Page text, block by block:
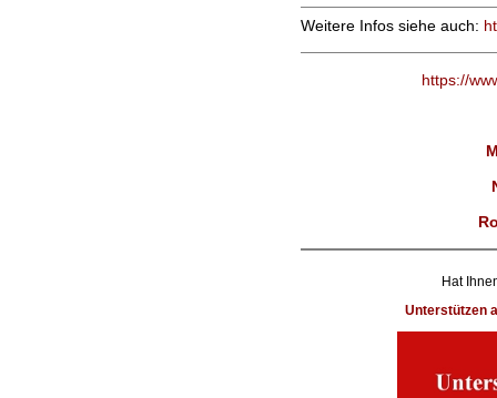
Weitere Infos siehe auch:
https://
Hat
Unterstützen